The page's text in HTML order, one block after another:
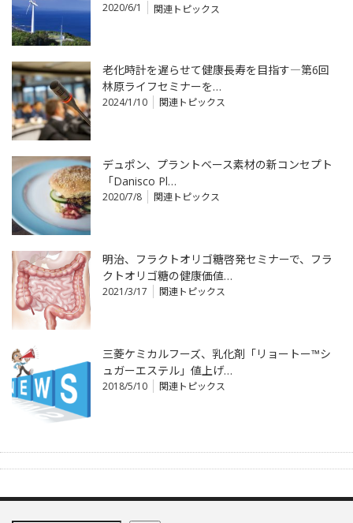
2020/6/1 関連トピックス
老化時計を遅らせて健康長寿を目指す―第6回
林原ライフセミナーを…
2024/1/10 関連トピックス
デュポン、プラントベース素材の新コンセプト
「Danisco Pl…
2020/7/8 関連トピックス
明治、フラクトオリゴ糖啓発セミナーで、フラ
クトオリゴ糖の健康価値…
2021/3/17 関連トピックス
三菱ケミカルフーズ、乳化剤「リョートー™シ
ュガーエステル」値上げ…
2018/5/10 関連トピックス